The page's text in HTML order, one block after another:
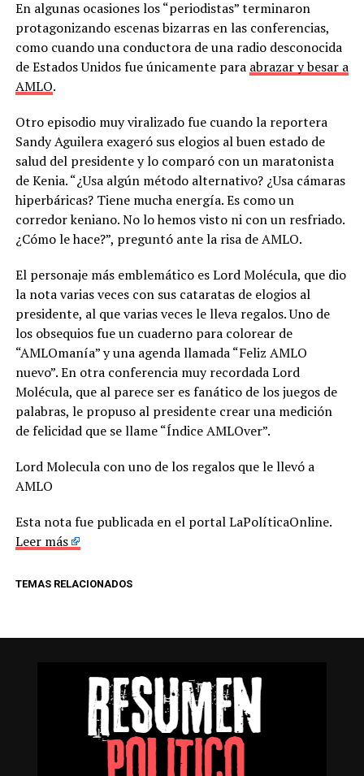
En algunas ocasiones los “periodistas” terminaron
protagonizando escenas bizarras en las conferencias,
como cuando una conductora de una radio desconocida
de Estados Unidos fue únicamente para abrazar y besar a
AMLO.
Otro episodio muy viralizado fue cuando la reportera
Sandy Aguilera exageró sus elogios al buen estado de
salud del presidente y lo comparó con un maratonista
de Kenia. “¿Usa algún método alternativo? ¿Usa cámaras
hiperbáricas? Tiene mucha energía. Es como un
corredor keniano. No lo hemos visto ni con un resfriado.
¿Cómo le hace?”, preguntó ante la risa de AMLO.
El personaje más emblemático es Lord Molécula, que dio
la nota varias veces con sus cataratas de elogios al
presidente, al que varias veces le lleva regalos. Uno de
los obsequios fue un cuaderno para colorear de
“AMLOmanía” y una agenda llamada “Feliz AMLO
nuevo”. En otra conferencia muy recordada Lord
Molécula, que al parece ser es fanático de los juegos de
palabras, le propuso al presidente crear una medición
de felicidad que se llame “Índice AMLOver”.
Lord Molecula con uno de los regalos que le llevó a
AMLO
Esta nota fue publicada en el portal LaPolíticaOnline.
Leer más
TEMAS RELACIONADOS